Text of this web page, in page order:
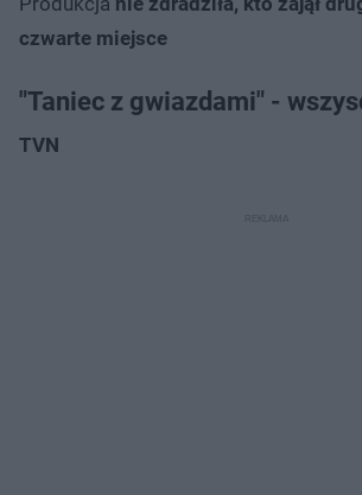
czwarte miejsce
"Taniec z gwiazdami" -
TVN